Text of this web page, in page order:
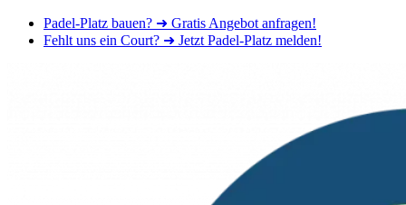
Padel-Platz bauen? ➜ Gratis Angebot anfragen!
Fehlt uns ein Court? ➜ Jetzt Padel-Platz melden!